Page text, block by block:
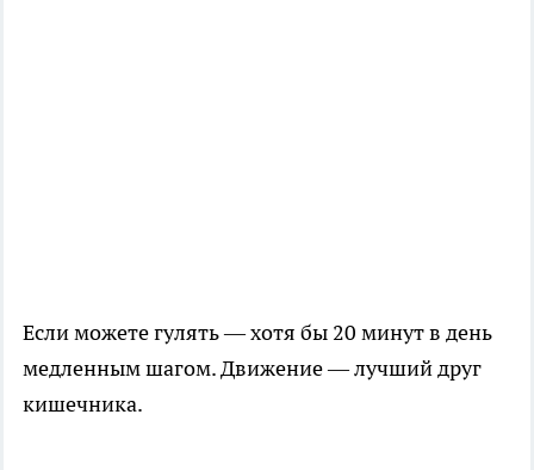
Если можете гулять — хотя бы 20 минут в день
медленным шагом. Движение — лучший друг
кишечника.